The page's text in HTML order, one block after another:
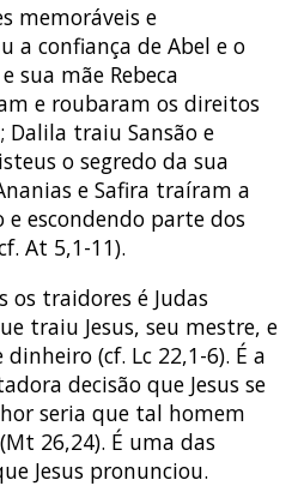
memoráveis e
a confiança de Abel e o
sua mãe Rebeca
e roubaram os direitos
Dalila traiu Sansão e
o segredo da sua
e Safira traíram a
escondendo parte dos
At 5,1-11).
os traidores é Judas
traiu Jesus, seu mestre, e
(cf. Lc 22,1-6). É a
decisão que Jesus se
seria que tal homem
26,24). É uma das
Jesus pronunciou.